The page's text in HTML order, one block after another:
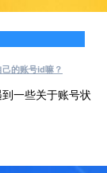
的账号id嘛？
一些关于账号状